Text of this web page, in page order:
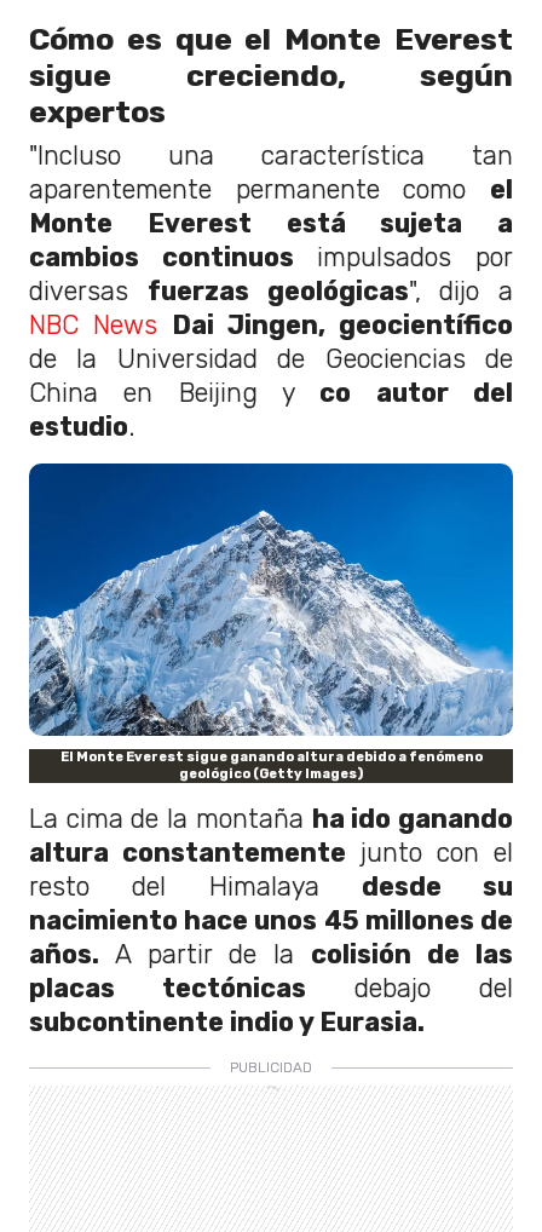
Cómo es que el Monte Everest
sigue creciendo, según
expertos
"Incluso una característica tan
aparentemente permanente como el
Monte Everest está sujeta a
cambios continuos impulsados por
diversas fuerzas geológicas", dijo a
NBC News Dai Jingen, geocientífico
de la Universidad de Geociencias de
China en Beijing y co autor del
estudio.
El Monte Everest sigue ganando altura debido a fenómeno
geológico (Getty Images)
La cima de la montaña ha ido ganando
altura constantemente junto con el
resto del Himalaya desde su
nacimiento hace unos 45 millones de
años. A partir de la colisión de las
placas tectónicas debajo del
subcontinente indio y Eurasia.